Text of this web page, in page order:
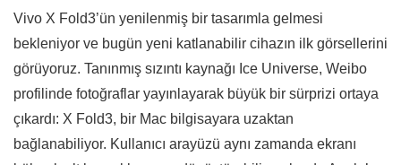
Vivo X Fold3’ün yenilenmiş bir tasarımla gelmesi
bekleniyor ve bugün yeni katlanabilir cihazın ilk görsellerini
görüyoruz. Tanınmış sızıntı kaynağı Ice Universe, Weibo
profilinde fotoğraflar yayınlayarak büyük bir sürprizi ortaya
çıkardı: X Fold3, bir Mac bilgisayara uzaktan
bağlanabiliyor. Kullanıcı arayüzü aynı zamanda ekranı